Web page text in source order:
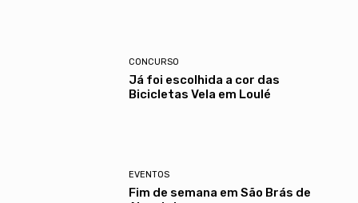
CONCURSO
Já foi escolhida a cor das
Bicicletas Vela em Loulé
EVENTOS
Fim de semana em São Brás de